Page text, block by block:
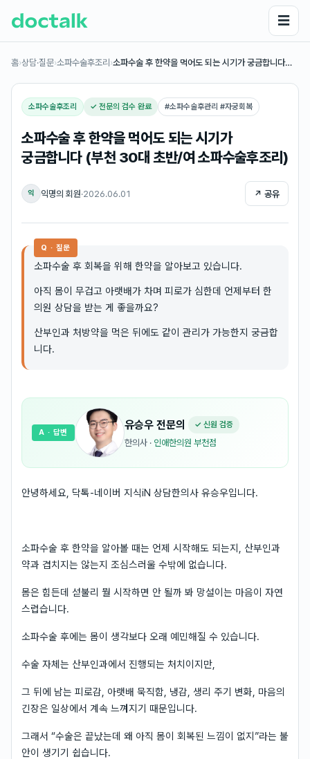
☰
홈›상담·질문›소파수술후조리 ›소파수술 후 한약을 먹어도 되는 시기가 궁금합니다…
소파수술후조리 ✓ 전문의 검수 완료 #소파수술후관리 #자궁회복
소파수술 후 한약을 먹어도 되는 시기가
궁금합니다 (부천 30대 초반/여 소파수술후조리)
익 익명의 회원·2026.06.01 ↗ 공유
Q · 질문
소파수술 후 회복을 위해 한약을 알아보고 있습니다.
아직 몸이 무겁고 아랫배가 차며 피로가 심한데 언제부터 한
의원 상담을 받는 게 좋을까요?
산부인과 처방약을 먹은 뒤에도 같이 관리가 가능한지 궁금합
니다.
유승우 전문의 ✓ 신원 검증
한의사 · 인애한의원 부천점
A · 답변
안녕하세요, 닥톡-네이버 지식iN 상담한의사 유승우입니다.
소파수술 후 한약을 알아볼 때는 언제 시작해도 되는지, 산부인과
약과 겹치지는 않는지 조심스러울 수밖에 없습니다.
몸은 힘든데 섣불리 뭘 시작하면 안 될까 봐 망설이는 마음이 자연
스럽습니다.
소파수술 후에는 몸이 생각보다 오래 예민해질 수 있습니다.
수술 자체는 산부인과에서 진행되는 처치이지만,
그 뒤에 남는 피로감, 아랫배 묵직함, 냉감, 생리 주기 변화, 마음의
긴장은 일상에서 계속 느껴지기 때문입니다.
그래서 “수술은 끝났는데 왜 아직 몸이 회복된 느낌이 없지”라는 불
안이 생기기 쉽습니다.